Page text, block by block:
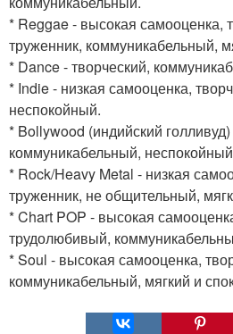
* Reggae - высокая самооценка,
труженник, коммуникабельный,
* Dance - творческий,
* Indie - низкая самооценка,
неспокойный.
* Bollywood (индийский голливуд)
коммуникабельный,
* Rock/Heavy Metal - низкая
труженник, не общительный,
* Chart POP - высокая
трудолюбивый,
* Soul - высокая самооценка,
коммуникабельный, мягкий и